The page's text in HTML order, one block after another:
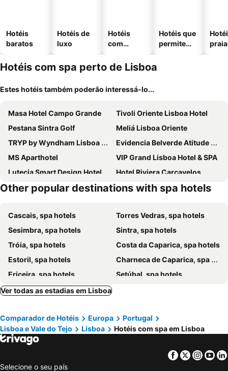
Hotéis
baratos
Hotéis de
luxo
Hotéis
com
Hotéis que
permitem
praia
Hotéis com spa perto de Lisboa
Estes hotéis também poderão interessá-lo...
Masa Hotel Campo Grande
Tivoli Oriente Lisboa Hotel
Pestana Sintra Golf
Meliá Lisboa Oriente
TRYP by Wyndham Lisboa Caparica Mar
Evidencia Belverde Atitude Hotel
MS Aparthotel
VIP Grand Lisboa Hotel & SPA
Lutecia Smart Design Hotel
Hotel Riviera Carcavelos
MYRIAD by SANA Hotels
Vila Gale Opera
Hotel Marquês de Pombal
SANA Malhoa Hotel
Hotel Real Palacio
EPIC SANA Lisboa Hotel
NEYA Lisboa Hotel
Pestana Palace Lisboa
Jupiter Lisboa Hotel
EVOLUTION Lisboa Hotel
Palácio do Governador - Lisbon Hotel & Spa
Vila Gale Collection Palacio dos Arcos
Corinthia Lisbon
EPIC SANA Marquês Hotel
Villa Paraiso Da Caparica
Altis Belém Hotel & Spa
SANA Reno Hotel
Lux Lisboa Park
Other popular destinations with spa hotels
Cascais, spa hotels
Torres Vedras, spa hotels
Sesimbra, spa hotels
Sintra, spa hotels
Tróia, spa hotels
Costa da Caparica, spa hotels
Estoril, spa hotels
Charneca de Caparica, spa hotels
Ericeira, spa hotels
Setúbal, spa hotels
Linda-a-Velha, spa hotels
Mafra, spa hotels
Comporta, spa hotels
Turcifal, spa hotels
Salvaterra de Magos, spa hotels
Sobral de Monte Agraço, spa hotels
Almada, spa hotels
Azambuja, spa hotels
Ver todas as estadias em Lisboa
Comparador de Hotéis Europa
Portugal
Lisboa e Vale do Tejo
Lisboa Hotéis com spa em Lisboa
Facebook
Twitter
Selecione o seu país